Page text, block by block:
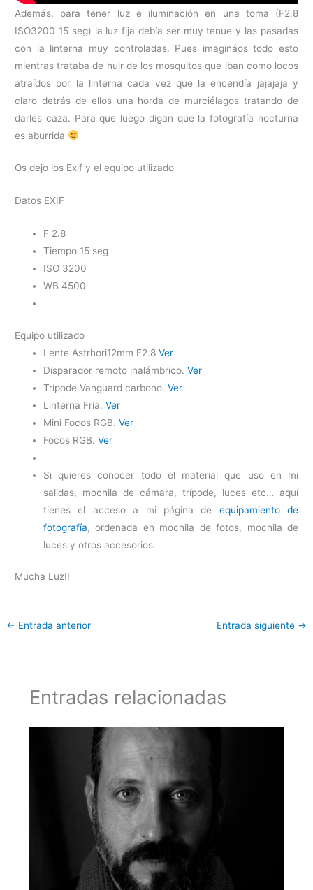
Además, para tener luz e iluminación en una toma (F2.8
ISO3200 15 seg) la luz fija debía ser muy tenue y las pasadas
con la linterna muy controladas. Pues imagináos todo esto
mientras trataba de huir de los mosquitos que iban como locos
atraídos por la linterna cada vez que la encendía jajajaja y
claro detrás de ellos una horda de murciélagos tratando de
darles caza. Para que luego digan que la fotografía nocturna
es aburrida
Os dejo los Exif y el equipo utilizado
Datos EXIF
F 2.8
Tiempo 15 seg
ISO 3200
WB 4500
Equipo utilizado
Lente Astrhori12mm F2.8Ver
Disparador remoto inalámbrico.Ver
Trípode Vanguard carbono.Ver
Linterna Fría.Ver
Mini Focos RGB.Ver
Focos RGB.Ver
Si quieres conocer todo el material que uso en mi
salidas, mochila de cámara, trípode, luces etc… aquí
tienes el acceso a mi página de equipamiento de
fotografía, ordenada en mochila de fotos, mochila de
luces y otros accesorios.
Mucha Luz!!
← Entrada anterior Entrada siguiente →
Entradas relacionadas